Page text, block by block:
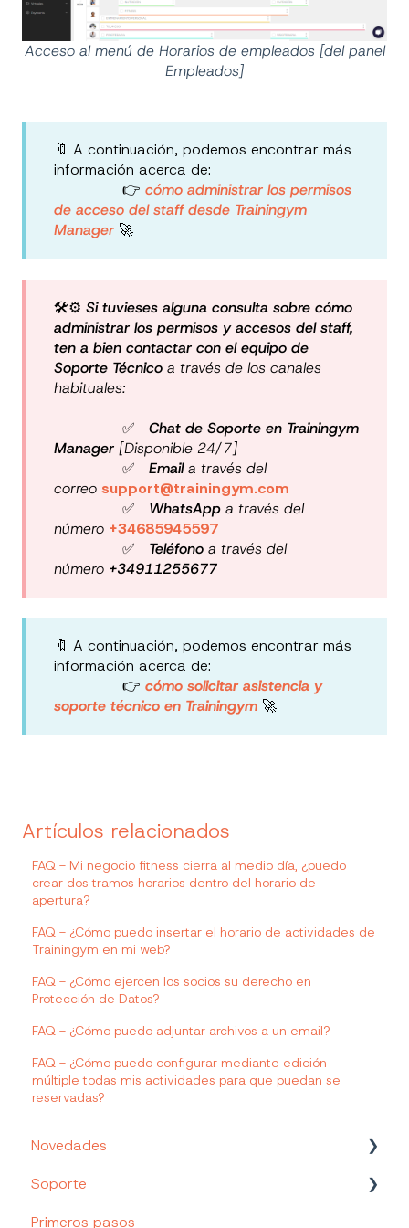
Acceso al menú de Horarios de empleados [del panel
Empleados]
🔖 A continuación, podemos encontrar más
información acerca de:
👉 cómo administrar los permisos
de acceso del staff desde Trainingym
Manager 🚀
🛠️⚙️ Si tuvieses alguna consulta sobre cómo
administrar los permisos y accesos del staff,
ten a bien contactar con el equipo de
Soporte Técnico a través de los canales
habituales:
✅ Chat de Soporte en Trainingym
Manager [Disponible 24/7]
✅
Emaila través del
correo support@trainingym.com
✅
WhatsApp a través del
número +34685945597
✅
Teléfono a través del
número +34911255677
🔖 A continuación, podemos encontrar más
información acerca de:
👉 cómo solicitar asistencia y
soporte técnico en Trainingym 🚀
Artículos relacionados
FAQ - Mi negocio fitness cierra al medio día, ¿puedo
crear dos tramos horarios dentro del horario de
apertura?
FAQ - ¿Cómo puedo insertar el horario de actividades de
Trainingym en mi web?
FAQ - ¿Cómo ejercen los socios su derecho en
Protección de Datos?
FAQ - ¿Cómo puedo adjuntar archivos a un email?
FAQ - ¿Cómo puedo configurar mediante edición
múltiple todas mis actividades para que puedan se
reservadas?
Novedades
Nuevos Productos y Funcionalidades
Soporte
Canales de soporte
Primeros pasos